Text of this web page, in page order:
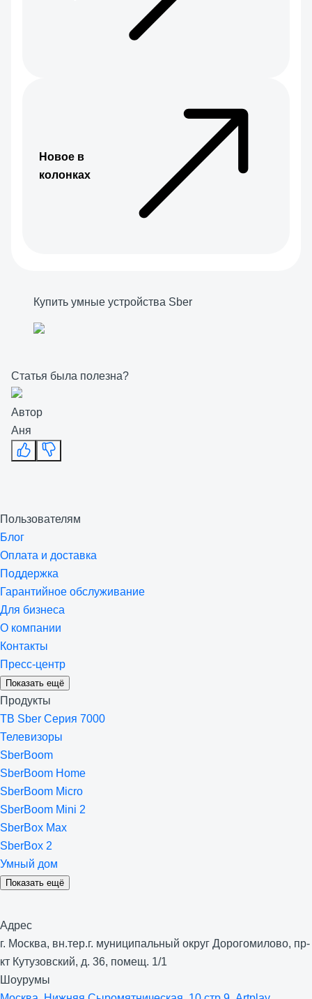
Новое в
колонках
Купить умные устройства Sber
Статья была полезна?
Автор
Аня
Пользователям
Блог
Оплата и доставка
Поддержка
Гарантийное обслуживание
Для бизнеса
О компании
Контакты
Пресс-центр
Показать ещё
Продукты
ТВ Sber Серия 7000
Телевизоры
SberBoom
SberBoom Home
SberBoom Micro
SberBoom Mini 2
SberBox Max
SberBox 2
Умный дом
Показать ещё
Адрес
г. Москва, вн.тер.г. муниципальный округ Дорогомилово, пр-
кт Кутузовский, д. 36, помещ. 1/1
Шоурумы